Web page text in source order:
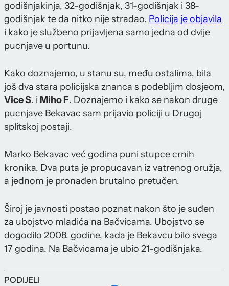
godišnjakinja, 32-godišnjak, 31-godišnjak i 38-
godišnjak te da nitko nije stradao. Policija je objavila
i kako je službeno prijavljena samo jedna od dvije
pucnjave u portunu.
Kako doznajemo, u stanu su, među ostalima, bila
još dva stara policijska znanca s podebljim dosjeom,
Vice S. i Miho F. Doznajemo i kako se nakon druge
pucnjave Bekavac sam prijavio policiji u Drugoj
splitskoj postaji.
Marko Bekavac već godina puni stupce crnih
kronika. Dva puta je propucavan iz vatrenog oružja,
a jednom je pronađen brutalno pretučen.
Široj je javnosti postao poznat nakon što je suđen
za ubojstvo mladića na Bačvicama. Ubojstvo se
dogodilo 2008. godine, kada je Bekavcu bilo svega
17 godina. Na Bačvicama je ubio 21-godišnjaka.
PODIJELI